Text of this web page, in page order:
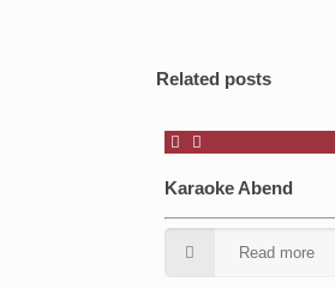
Related posts
Karaoke Abend
Read more